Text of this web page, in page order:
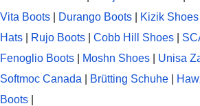
Vita Boots
Durango Boots Kizik
Hats
Rujo Boots Cobb Hill Shoes
Fenoglio Boots
Moshn Shoes Unisa
Softmoc Canada
Brütting Schuhe
Boots